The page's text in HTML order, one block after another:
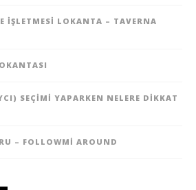
İŞLETMESI LOKANTA – TAVERNA
SEÇIMI YAPARKEN NELERE DIKKAT
– FOLLOWMI AROUND